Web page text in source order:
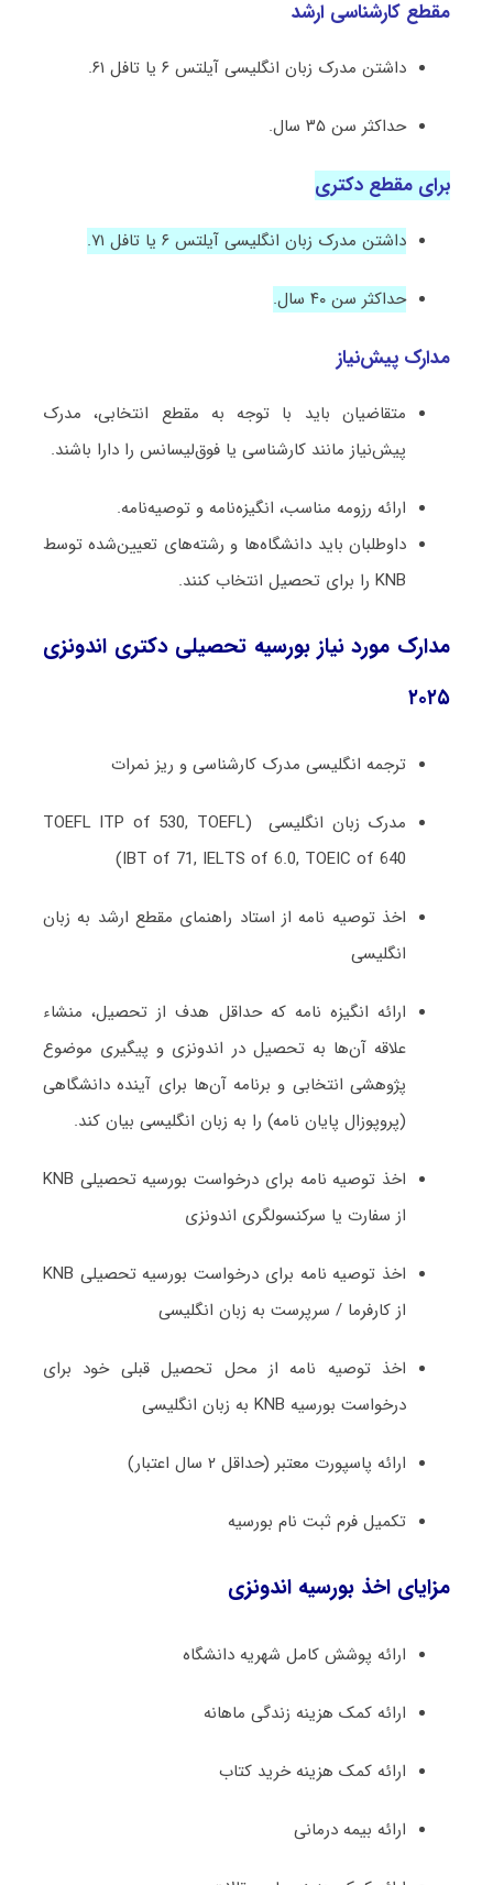
مقطع کارشناسی ارشد
داشتن مدرک زبان انگلیسی آیلتس ۶ یا تافل ۶۱.
حداکثر سن ۳۵ سال.
برای مقطع دکتری
داشتن مدرک زبان انگلیسی آیلتس ۶ یا تافل ۷۱.
حداکثر سن ۴۰ سال.
مدارک پیش‌نیاز
متقاضیان باید با توجه به مقطع انتخابی، مدرک
پیش‌نیاز مانند کارشناسی یا فوق‌لیسانس را دارا باشند.
ارائه رزومه مناسب، انگیزه‌نامه و توصیه‌نامه.
داوطلبان باید دانشگاه‌ها و رشته‌های تعیین‌شده توسط
KNB را برای تحصیل انتخاب کنند.
مدارک مورد نیاز بورسیه تحصیلی دکتری اندونزی
۲۰۲۵
ترجمه انگلیسی مدرک کارشناسی و ریز نمرات
مدرک زبان انگلیسی (TOEFL ITP of 530, TOEFL
IBT of 71, IELTS of 6.0, TOEIC of 640)
اخذ توصیه نامه از استاد راهنمای مقطع ارشد به زبان
انگلیسی
ارائه انگیزه نامه که حداقل هدف از تحصیل، منشاء
علاقه آن‌ها به تحصیل در اندونزی و پیگیری موضوع
پژوهشی انتخابی و برنامه آن‌ها برای آینده دانشگاهی
(پروپوزال پایان نامه) را به زبان انگلیسی بیان کند.
اخذ توصیه نامه برای درخواست بورسیه تحصیلی KNB
از سفارت یا سرکنسولگری اندونزی
اخذ توصیه نامه برای درخواست بورسیه تحصیلی KNB
از کارفرما / سرپرست به زبان انگلیسی
اخذ توصیه نامه از محل تحصیل قبلی خود برای
درخواست بورسیه KNB به زبان انگلیسی
ارائه پاسپورت معتبر (حداقل ۲ سال اعتبار)
تکمیل فرم ثبت نام بورسیه
مزایای اخذ بورسیه اندونزی
ارائه پوشش کامل شهریه دانشگاه
ارائه کمک هزینه زندگی ماهانه
ارائه کمک هزینه خرید کتاب
ارائه بیمه درمانی